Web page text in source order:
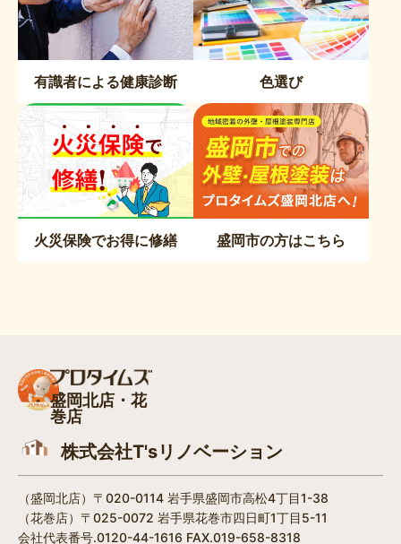
有識者による健康診断 色選び
火災保険でお得に修繕 盛岡市の方はこちら
盛岡北店・花
巻店
株式会社T'sリノベーション
（盛岡北店）〒020-0114 岩手県盛岡市高松4丁目1-38​
（花巻店）〒025-0072 岩手県花巻市四日町1丁目5-11
会社代表番号.0120-44-1616 FAX.019-658-8318